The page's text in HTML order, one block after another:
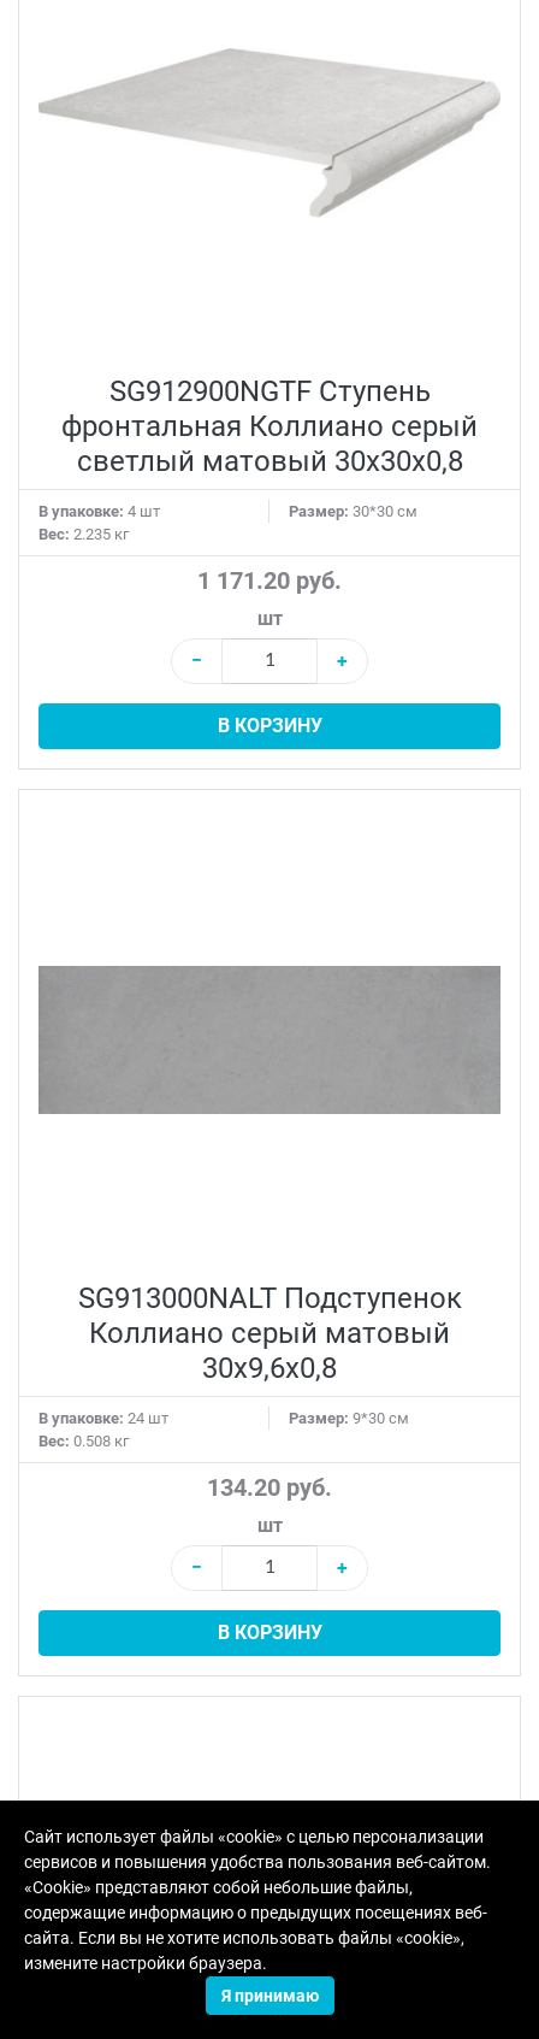
SG912900NGTF Ступень
фронтальная Коллиано серый
светлый матовый 30x30x0,8
В упаковке: 4 шт Размер: 30*30 см
Вес: 2.235 кг
1 171.20 руб.
шт
−
+
В КОРЗИНУ
SG913000NALT Подступенок
Коллиано серый матовый
30x9,6x0,8
В упаковке: 24 шт Размер: 9*30 см
Вес: 0.508 кг
134.20 руб.
шт
−
+
В КОРЗИНУ
Сайт использует файлы «cookie» с целью персонализации
сервисов и повышения удобства пользования веб-сайтом.
«Cookie» представляют собой небольшие файлы,
содержащие информацию о предыдущих посещениях веб-
сайта. Если вы не хотите использовать файлы «cookie»,
измените настройки браузера.
Я принимаю